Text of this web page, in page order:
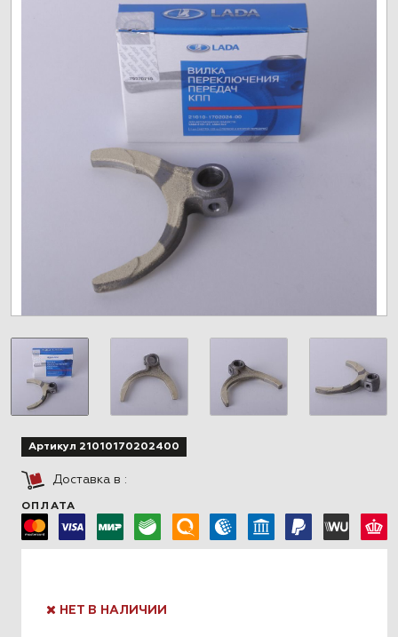
Артикул 21010170202400
Доставка в :
ОПЛАТА
НЕТ В НАЛИЧИИ